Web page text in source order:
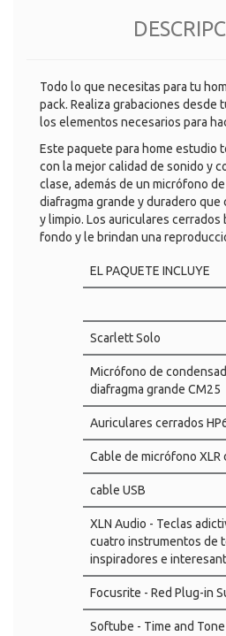
Todo lo que necesitas para tu
pack. Realiza grabaciones desde
los elementos necesarios para
Este paquete para home estudio
con la mejor calidad de sonido y
clase, además de un micrófono
diafragma grande y duradero que
y limpio. Los auriculares
fondo y le brindan una
EL PAQUETE INCLUYE
Scarlett Solo
Micrófono de
diafragma grande CM25
Auriculares cerrados
Cable de micrófono XLR
cable USB
XLN Audio - Teclas
cuatro instrumentos de
inspiradores e
Focusrite - Red Plug-in
Softube - Time and